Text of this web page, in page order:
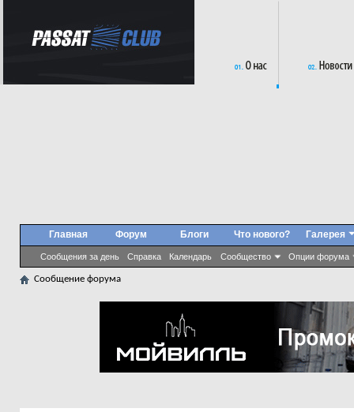
Главная Форум
Сообщения за день Справка Календарь Сообщество Опции форума
Блоги Что нового? Галерея
Сообщение форума